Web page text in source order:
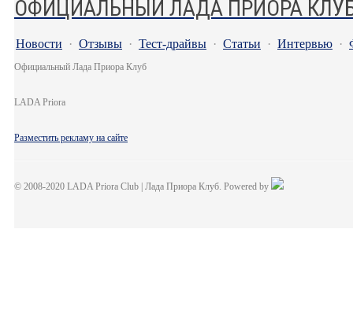
ОФИЦИАЛЬНЫЙ ЛАДА ПРИОРА
Новости · Отзывы · Тест-драйвы · Статьи · Интервью ·
Официальный Лада Приора Клуб
LADA Priora
Разместить рекламу на сайте
© 2008-2020 LADA Priora Club | Лада Приора Клуб. Powered by